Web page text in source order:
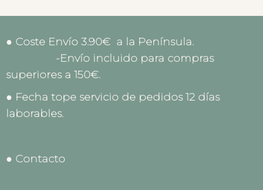
● Coste Envío 3.90€ a la Península.
-Envío incluido para compras
superiores a 150€.
● Fecha tope servicio de pedidos 12 días
laborables.
● Contacto